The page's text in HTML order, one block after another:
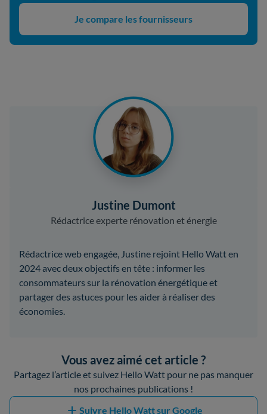
Je compare les fournisseurs
Justine Dumont
Rédactrice experte rénovation et énergie
Rédactrice web engagée, Justine rejoint Hello Watt en
2024 avec deux objectifs en tête : informer les
consommateurs sur la rénovation énergétique et
partager des astuces pour les aider à réaliser des
économies.
Vous avez aimé cet article ?
Partagez l’article et suivez Hello Watt pour ne pas manquer
nos prochaines publications !
Suivre Hello Watt sur Google